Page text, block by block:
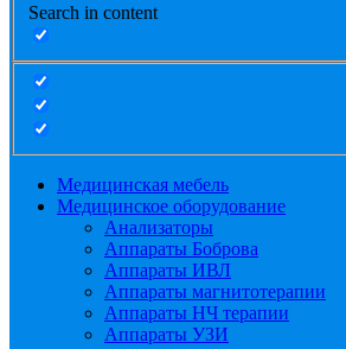
Search in content
Медицинская мебель
Медицинское оборудование
Анализаторы
Аппараты Боброва
Аппараты ИВЛ
Аппараты магнитотерапии
Аппараты НЧ терапии
Аппараты УЗИ